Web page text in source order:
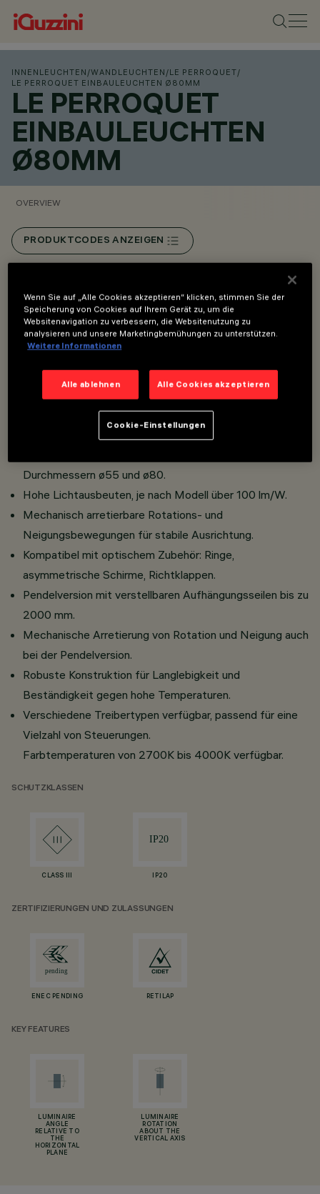
INNENLEUCHTEN /WANDLEUCHTEN /LE PERROQUET/
LE PERROQUET EINBAULEUCHTEN Ø80MM
LE PERROQUET
EINBAULEUCHTEN
Ø80MM
OVERVIEW
PRODUKTCODES ANZEIGEN
Overview
Korpus aus Aluminium-Druckguss und hochfestem
thermoplastischem Material.
Hoher Sehkomfort mit Opti Beam-Optiken für eine
präzise Lichtbündelung.
Erhältlich in lebendigen oder neutralen Oberflächen,
Durchmessern ø55 und ø80.
Hohe Lichtausbeuten, je nach Modell über 100 lm/W.
Mechanisch arretierbare Rotations- und
Neigungsbewegungen für stabile Ausrichtung.
Kompatibel mit optischem Zubehör: Ringe,
asymmetrische Schirme, Richtklappen.
Pendelversion mit verstellbaren Aufhängungsseilen bis zu
2000 mm.
Mechanische Arretierung von Rotation und Neigung auch
bei der Pendelversion.
Robuste Konstruktion für Langlebigkeit und
Beständigkeit gegen hohe Temperaturen.
Verschiedene Treibertypen verfügbar, passend für eine
Vielzahl von Steuerungen.
Farbtemperaturen von 2700K bis 4000K verfügbar.
SCHUTZKLASSEN
CLASS III IP20
ZERTIFIZIERUNGEN UND ZULASSUNGEN
ENEC PENDING RETILAP
KEY FEATURES
LUMINAIRE
ANGLE
RELATIVE TO
THE
HORIZONTAL
PLANE
LUMINAIRE
ROTATION
ABOUT THE
VERTICAL AXIS
Wenn Sie auf „Alle Cookies akzeptieren“ klicken, stimmen Sie der
Speicherung von Cookies auf Ihrem Gerät zu, um die
Websitenavigation zu verbessern, die Websitenutzung zu
analysieren und unsere Marketingbemühungen zu unterstützen.
Weitere Informationen
Alle ablehnen Alle Cookies akzeptieren
Cookie-Einstellungen